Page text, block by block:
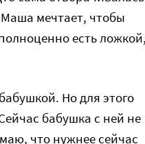
Маша мечтает, чтобы
есть ложкой,
Но для этого
бабушка с ней не
что нужнее сейчас